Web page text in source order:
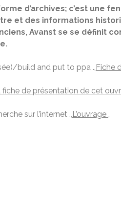
d’archives; c’est une
et des informations
Avanst se se définit
build and put to ppa .,Fiche
fiche de présentation de cet
sur l’internet .,L’ouvrage .